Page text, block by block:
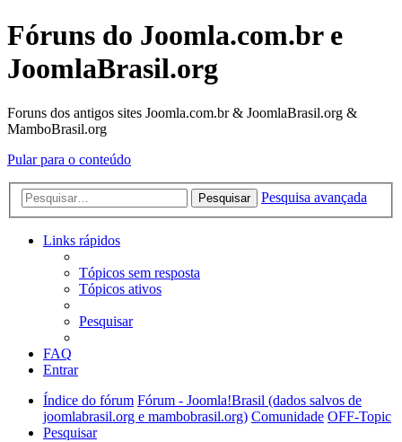
Fóruns do Joomla.com.br e
JoomlaBrasil.org
Foruns dos antigos sites Joomla.com.br & JoomlaBrasil.org &
MamboBrasil.org
Pular para o conteúdo
Pesquisar Pesquisa avançada
Links rápidos
Tópicos sem resposta
Tópicos ativos
Pesquisar
FAQ
Entrar
Índice do fórum Fórum - Joomla!Brasil (dados salvos de
joomlabrasil.org e mambobrasil.org) Comunidade OFF-Topic
Pesquisar